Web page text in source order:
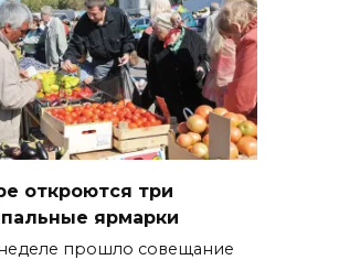
откроются три
ярмарки
прошло совещание